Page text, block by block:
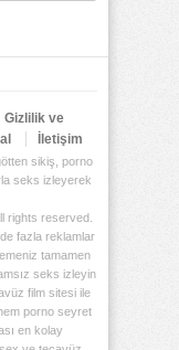
Gizlilik ve
İletişim
sikiş, porno
seks izleyerek
rights reserved.
fazla reklamlar
tamamen
seks izleyin
film sitesi ile
porno seyret
en kolay